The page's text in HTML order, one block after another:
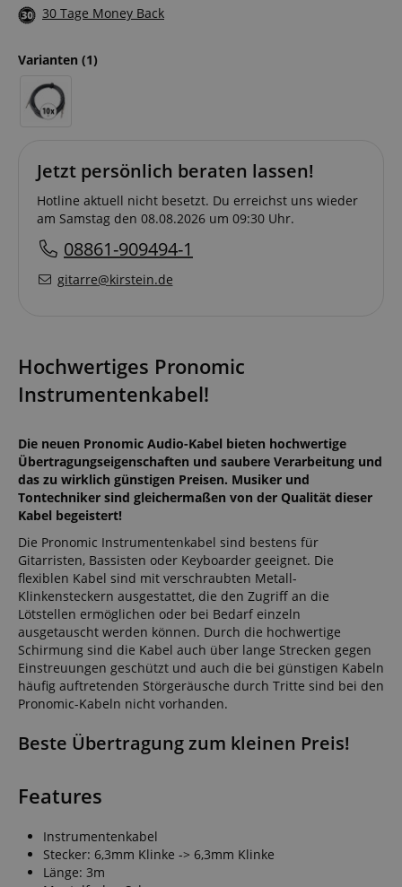
30 Tage Money Back
Varianten (1)
Jetzt persönlich beraten lassen!
Hotline aktuell nicht besetzt. Du erreichst uns wieder
am Samstag den 08.08.2026 um 09:30 Uhr.
08861-909494-1
gitarre@kirstein.de
Hochwertiges Pronomic
Instrumentenkabel!
Die neuen Pronomic Audio-Kabel bieten hochwertige
Übertragungseigenschaften und saubere Verarbeitung und
das zu wirklich günstigen Preisen. Musiker und
Tontechniker sind gleichermaßen von der Qualität dieser
Kabel begeistert!
Die Pronomic Instrumentenkabel sind bestens für
Gitarristen, Bassisten oder Keyboarder geeignet. Die
flexiblen Kabel sind mit verschraubten Metall-
Klinkensteckern ausgestattet, die den Zugriff an die
Lötstellen ermöglichen oder bei Bedarf einzeln
ausgetauscht werden können. Durch die hochwertige
Schirmung sind die Kabel auch über lange Strecken gegen
Einstreuungen geschützt und auch die bei günstigen Kabeln
häufig auftretenden Störgeräusche durch Tritte sind bei den
Pronomic-Kabeln nicht vorhanden.
Beste Übertragung zum kleinen Preis!
Features
Instrumentenkabel
Stecker: 6,3mm Klinke -> 6,3mm Klinke
Länge: 3m